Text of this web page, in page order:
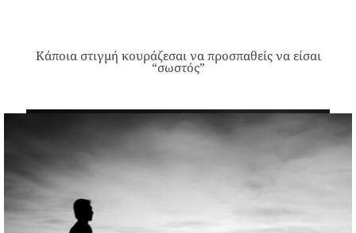
Κάποια στιγμή κουράζεσαι να προσπαθείς να είσαι
“σωστός”